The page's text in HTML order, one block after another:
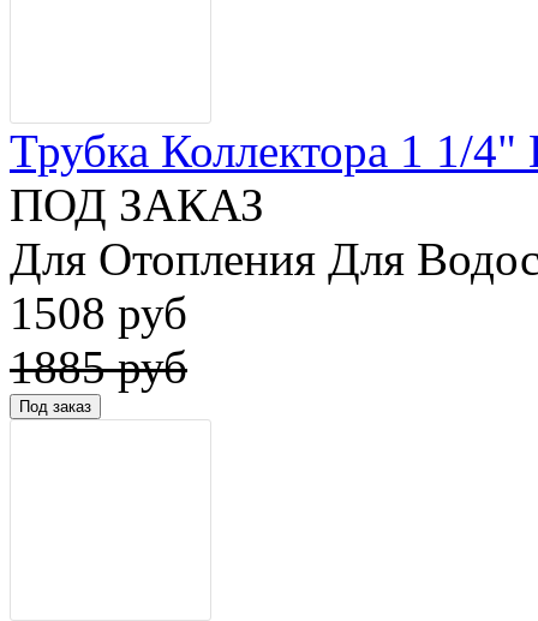
Трубка Коллектора 1 1/
ПОД ЗАКАЗ
Для Отопления Для
1508 руб
1885 руб